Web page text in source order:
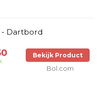
- Dartbord
Bekijk Product
Bol.com